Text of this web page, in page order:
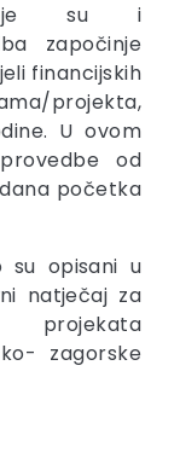
su i
započinje
financijskih
projekta,
U ovom
od
početka
su opisani u
natječaj za
projekata
zagorske